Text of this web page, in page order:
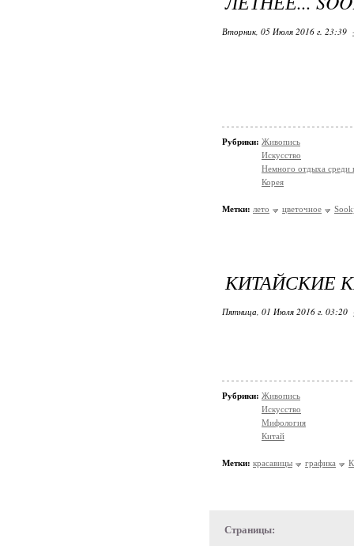
Вторник, 05 Июля 2016 г. 23:39
Рубрики: Живопись
Искусство
Немного отдыха среди
Корея
Метки: лето цветочное
КИТАЙСКИЕ
Пятница, 01 Июля 2016 г. 03:20
Рубрики: Живопись
Искусство
Мифология
Китай
Метки: красавицы графика
Страницы: